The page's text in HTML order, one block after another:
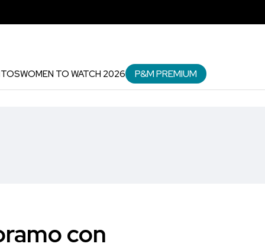
WOMEN TO WATCH 2026 P&M PREMIUM
con